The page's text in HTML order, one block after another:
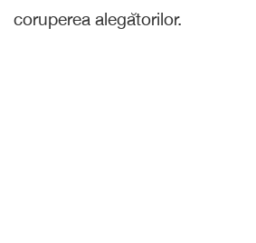
coruperea alegătorilor.